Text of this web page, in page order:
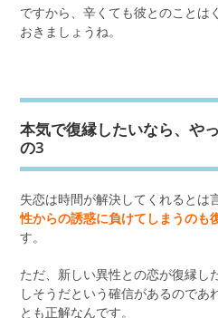
ですから、辛くても彼とのことは
おきましょうね。
本気で復縁したいなら、や
の3
失恋は時間が解決してくれるとは
性からの誘惑に負けてしまうのも
す。
ただ、新しい異性との恋が復縁し
しそうだという確信があるのであ
とも正解なんです。